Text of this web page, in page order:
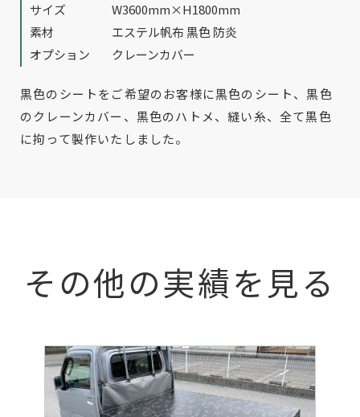
サイズ
W3600mm×H1800mm
素材
エステル帆布 黒色 防炎
オプション
クレーンカバー
黒色のシートをご希望のお客様に黒色のシート、黒色
のクレーンカバー、黒色のハトメ、縫い糸、全て黒色
に拘って製作いたしました。
その他の実績を見る